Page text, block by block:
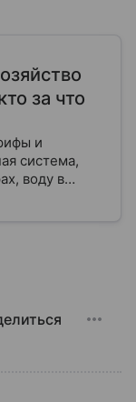
за что
и
система,
воду в